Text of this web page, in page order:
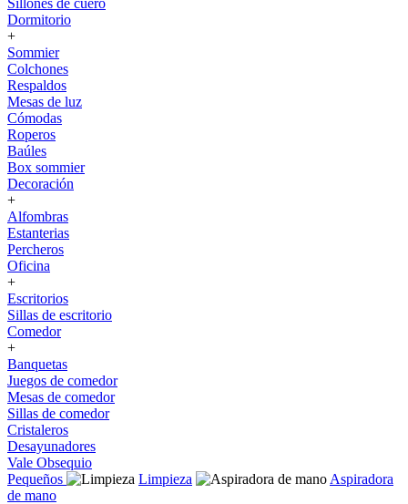
Sillones de cuero
Dormitorio
+
Sommier
Colchones
Respaldos
Mesas de luz
Cómodas
Roperos
Baúles
Box sommier
Decoración
+
Alfombras
Estanterias
Percheros
Oficina
+
Escritorios
Sillas de escritorio
Comedor
+
Banquetas
Juegos de comedor
Mesas de comedor
Sillas de comedor
Cristaleros
Desayunadores
Vale Obsequio
Pequeños
Limpieza
Aspiradora
de mano